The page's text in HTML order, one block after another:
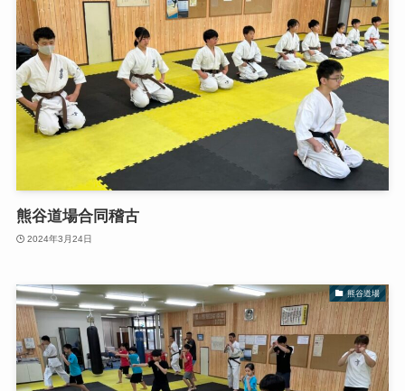
熊谷道場合同稽古
2024年3月24日
熊谷道場